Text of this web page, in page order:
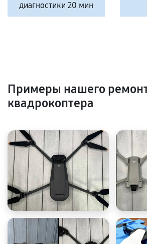
диагностики 20 мин
Примеры нашего
квадрокоптера